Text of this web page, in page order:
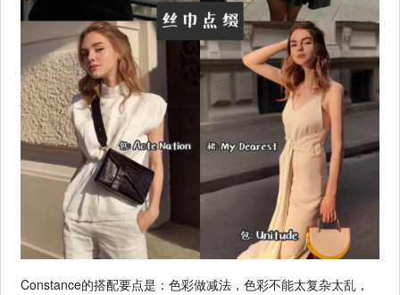
Constance的搭配要点是：色彩做减法，色彩不能太复杂太乱，